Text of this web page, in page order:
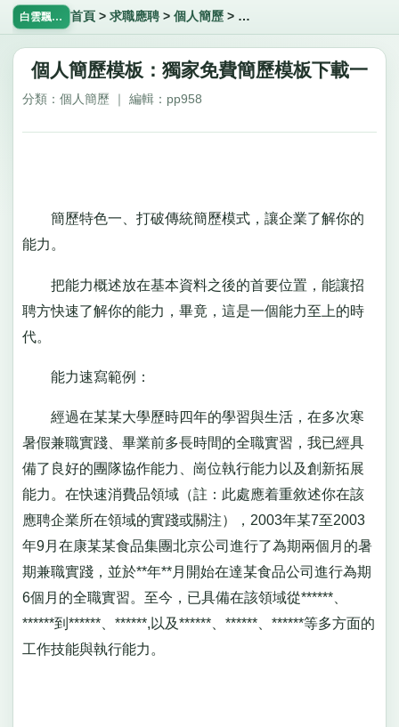
白雲飄飄網 首頁 > 求職應聘> 個人簡歷> 個人簡歷模板：獨家免費簡
個人簡歷模板：獨家免費簡歷模板下載一
分類：個人簡歷 ｜ 編輯：pp958
簡歷特色一、打破傳統簡歷模式，讓企業了解你的
能力。
把能力概述放在基本資料之後的首要位置，能讓招
聘方快速了解你的能力，畢竟，這是一個能力至上的時
代。
能力速寫範例：
經過在某某大學歷時四年的學習與生活，在多次寒
暑假兼職實踐、畢業前多長時間的全職實習，我已經具
備了良好的團隊協作能力、崗位執行能力以及創新拓展
能力。在快速消費品領域（註：此處應着重敘述你在該
應聘企業所在領域的實踐或關注），2003年某7至2003
年9月在康某某食品集團北京公司進行了為期兩個月的暑
期兼職實踐，並於**年**月開始在達某食品公司進行為期
6個月的全職實習。至今，已具備在該領域從******、
******到******、******,以及******、******、******等多方面的
工作技能與執行能力。